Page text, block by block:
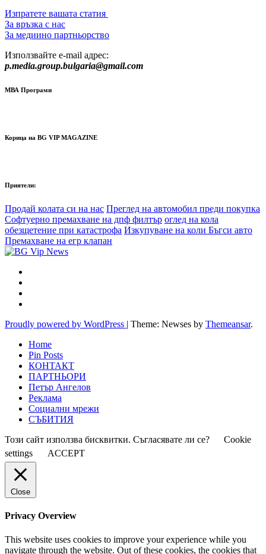
Изпратете вашата статия
За връзка с нас
За медиино партньорство
Използвайте e-mail адрес:
p.media.group.bulgaria@gmail.com
МВА Програми
Корица на BG VIP MAGAZINE
Приятели:
Продай колата си на нас Преглед на автомобил преди покупка
Софтуерно премахване на дпф филтър оглед на кола
обезщетение при катастрофа Изкупуване на коли Бъгси авто
Премахване на егр клапан
Proudly powered by WordPress | Theme: Newses by Themeansar.
Home
Pin Posts
КОНТАКТ
ПАРТНЬОРИ
Петър Ангелов
Реклама
Социални мрежи
СЪБИТИЯ
Този сайт използва бисквитки. Съгласявате ли се?
Cookie
settings
ACCEPT
Close
Privacy Overview
This website uses cookies to improve your experience while you
navigate through the website. Out of these cookies, the cookies that